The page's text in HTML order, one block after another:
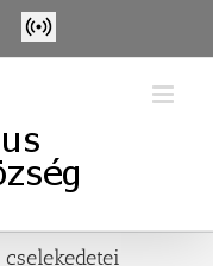
Élő
közvetítés